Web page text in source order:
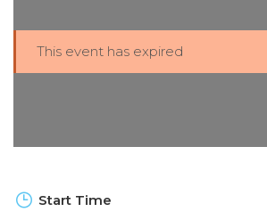
This event has expired
Start Time